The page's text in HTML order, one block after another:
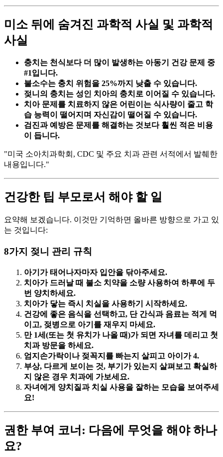
미소 뒤에 숨겨진 과학적 사실 및 과학적
사실
충치는 천식보다 더 많이 발생하는 아동기 건강 문제 중
#1입니다.
불소수는 충치 위험을 25%까지 낮출 수 있습니다.
젖니의 충치는 성인 치아의 충치로 이어질 수 있습니다.
치아 문제를 치료하지 않은 어린이는 식사량이 줄고 학
습 능력이 떨어지며 자신감이 떨어질 수 있습니다.
검진과 예방은 문제를 해결하는 것보다 훨씬 적은 비용
이 듭니다.
"미국 소아치과학회, CDC 및 주요 치과 관련 서적에서 발췌한
내용입니다."
건강한 팁 부모로서 해야 할 일
요약해 보겠습니다. 이것만 기억하면 올바른 방향으로 가고 있
는 것입니다:
8가지 젖니 관리 규칙
아기가 태어나자마자 입안을 닦아주세요.
치아가 드러날 때 불소 치약을 소량 사용하여 하루에 두
번 양치하세요.
치아가 닿는 즉시 치실을 사용하기 시작하세요.
건강에 좋은 음식을 선택하고, 단 간식과 음료는 적게 먹
이고, 젖병으로 아기를 재우지 마세요.
만 1세(또는 첫 유치가 나올 때)가 되면 자녀를 데리고 첫
치과 방문을 하세요.
엄지손가락이나 젖꼭지를 빠는지 살피고 아이가 4.
부상, 다르게 보이는 것, 부기가 있는지 살펴보고 확실하
지 않은 경우 치과에 가보세요.
자녀에게 양치질과 치실 사용을 잘하는 모습을 보여주세
요!
권한 부여 코너: 다음에 무엇을 해야 하나
요?